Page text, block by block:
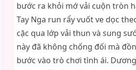
bước ra khỏi mớ vải cuộn tròn
Tay Nga run rẩy vuốt ve dọc
cặc qua lớp vải thun và sung
này đã không chống đối mà
bước vào trò chơi tình ái.